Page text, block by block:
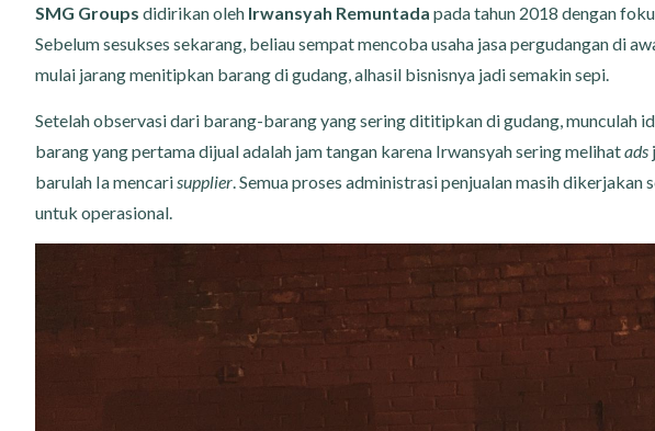
SMG Groups didirikan oleh Irwansyah Remuntada pada tahun 2018 dengan
Sebelum sesukses sekarang, beliau sempat mencoba usaha jasa pergudangan di
mulai jarang menitipkan barang di gudang, alhasil bisnisnya jadi semakin sepi.
Setelah observasi dari barang-barang yang sering dititipkan di gudang, munculah
barang yang pertama dijual adalah jam tangan karena Irwansyah sering melihatads
barulah Ia mencarisupplier. Semua proses administrasi penjualan masih
untuk operasional.